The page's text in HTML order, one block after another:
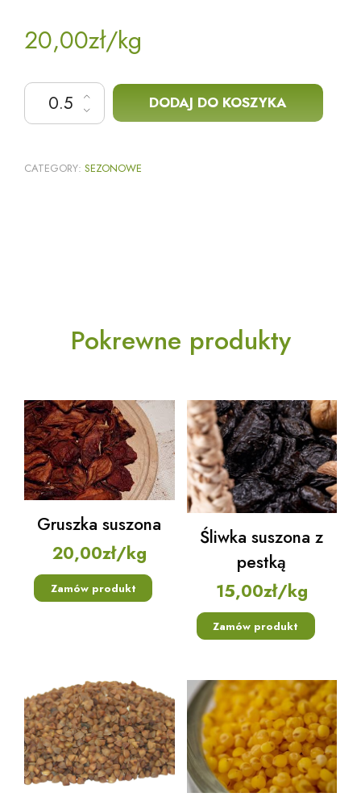
20,00zł/kg
ilość Śliwka wędzona z pestką
DODAJ DO KOSZYKA
CATEGORY: SEZONOWE
Pokrewne produkty
Gruszka suszona
20,00zł/kg
Zamów produkt
Śliwka suszona z
pestką
15,00zł/kg
Zamów produkt